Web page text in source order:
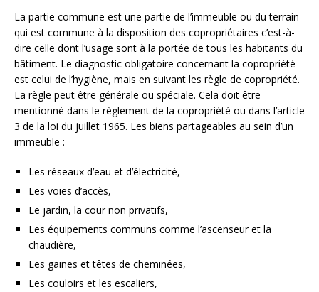
La partie commune est une partie de l’immeuble ou du terrain
qui est commune à la disposition des copropriétaires c’est-à-
dire celle dont l’usage sont à la portée de tous les habitants du
bâtiment. Le diagnostic obligatoire concernant la copropriété
est celui de l’hygiène, mais en suivant les règle de copropriété.
La règle peut être générale ou spéciale. Cela doit être
mentionné dans le règlement de la copropriété ou dans l’article
3 de la loi du juillet 1965. Les biens partageables au sein d’un
immeuble :
Les réseaux d’eau et d’électricité,
Les voies d’accès,
Le jardin, la cour non privatifs,
Les équipements communs comme l’ascenseur et la
chaudière,
Les gaines et têtes de cheminées,
Les couloirs et les escaliers,